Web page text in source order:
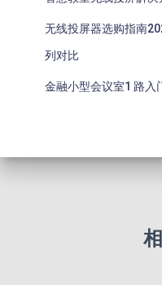
无线投屏器选购指南
列对比
金融小型会议室1 路入